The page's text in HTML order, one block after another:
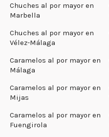
Chuches al por mayor en
Marbella
Chuches al por mayor en
Vélez-Málaga
Caramelos al por mayor en
Málaga
Caramelos al por mayor en
Mijas
Caramelos al por mayor en
Fuengirola